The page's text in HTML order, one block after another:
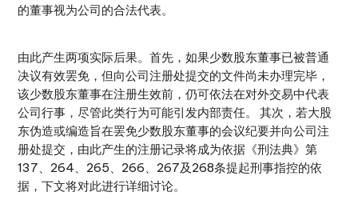
的董事视为公司的合法代表。
由此产生两项实际后果。首先，如果少数股东董事已被普通
决议有效罢免，但向公司注册处提交的文件尚未办理完毕，
该少数股东董事在注册生效前，仍可依法在对外交易中代表
公司行事，尽管此类行为可能引发内部责任。 其次，若大股
东伪造或编造旨在罢免少数股东董事的会议纪要并向公司注
册处提交，由此产生的注册记录将成为依据《刑法典》第
137、264、265、266、267及268条提起刑事指控的依
据，下文将对此进行详细讨论。